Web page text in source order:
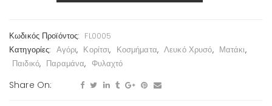
Κωδικός Προϊόντος: FL0005
Κατηγορίες: Αγόρι, Κορίτσι, Κοσμήματα, Λευκό Χρυσό, Ματάκι,
Παιδικό, Παραμάνα, Φυλαχτό
Share On: